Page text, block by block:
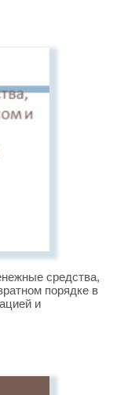
средства,
порядке в
и